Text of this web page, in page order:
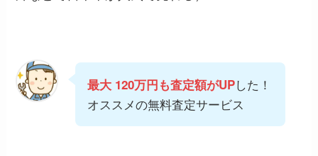
最大 120万円も査定額がUPした！
オススメの無料査定サービス